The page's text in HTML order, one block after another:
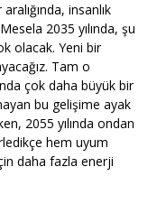
insanlık
2035 yılında, şu
olacak. Yeni bir
Tam o
çok daha büyük bir
bu gelişime ayak
2055 yılında ondan
hem uyum
daha fazla enerji